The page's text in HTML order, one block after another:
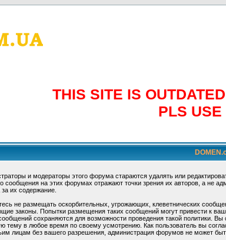
THIS SITE IS
PLS USE
и модераторы этого форума стараются удалять или
сообщения на этих форумах отражают точки зрения их авторов, а
за их содержание.
не размещать оскорбительных, угрожающих, клеветнических
законы. Попытки размещения таких сообщений могут привести к
сохраняются для возможности проведения такой политики.
тему в любое время по своему усмотрению. Как пользователь вы
лицам без вашего разрешения, администрация форумов не может